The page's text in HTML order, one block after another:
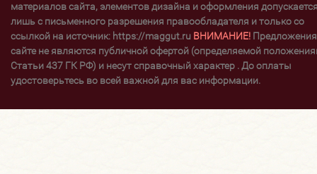
материалов сайта, элементов дизайна и оформления
лишь с письменного разрешения правообладателя и только со
ссылкой на источник: https://maggut.ru ВНИМАНИЕ!
сайте не являются публичной офертой (определяемой
Статьи 437 ГК РФ) и несут справочный характер . До оплаты
удостоверьтесь во всей важной для вас информации.